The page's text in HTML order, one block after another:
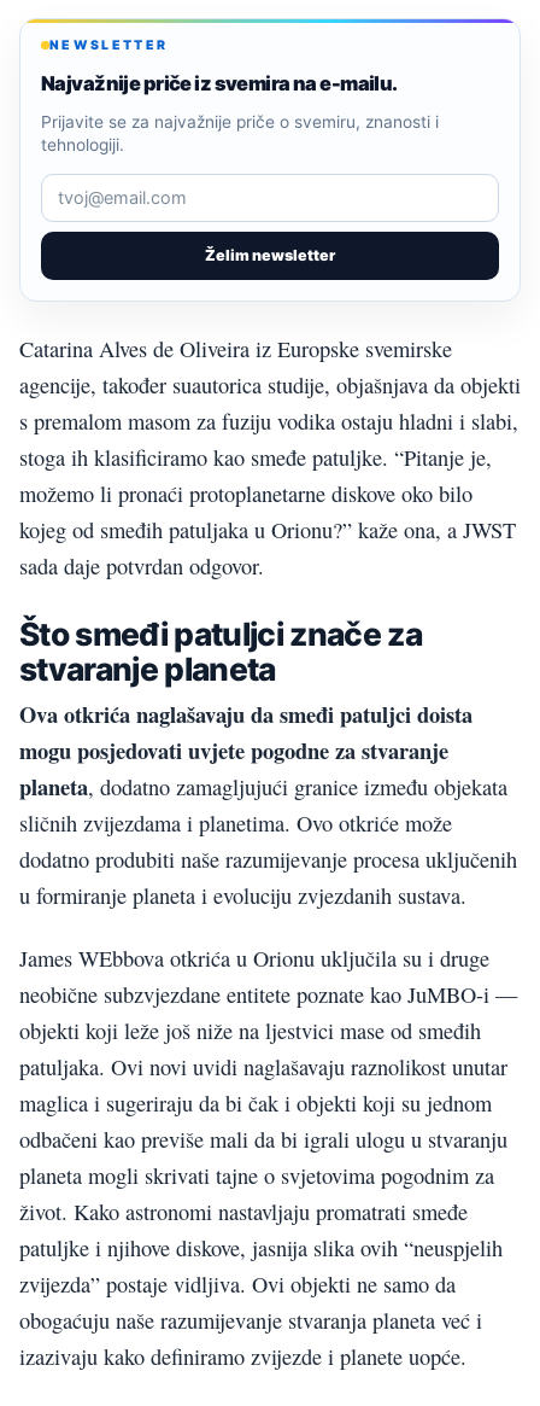
NEWSLETTER
Najvažnije priče iz svemira na e-mailu.
Želim newsletter
Prijavite se za najvažnije priče o svemiru, znanosti i
tehnologiji.
Catarina Alves de Oliveira iz Europske svemirske
agencije, također suautorica studije, objašnjava da objekti
s premalom masom za fuziju vodika ostaju hladni i slabi,
stoga ih klasificiramo kao smeđe patuljke. “Pitanje je,
možemo li pronaći protoplanetarne diskove oko bilo
kojeg od smeđih patuljaka u Orionu?” kaže ona, a JWST
sada daje potvrdan odgovor.
Što smeđi patuljci znače za
stvaranje planeta
Ova otkrića naglašavaju da smeđi patuljci doista
mogu posjedovati uvjete pogodne za stvaranje
planeta, dodatno zamagljujući granice između objekata
sličnih zvijezdama i planetima. Ovo otkriće može
dodatno produbiti naše razumijevanje procesa uključenih
u formiranje planeta i evoluciju zvjezdanih sustava.
James WEbbova otkrića u Orionu uključila su i druge
neobične subzvjezdane entitete poznate kao JuMBO-i —
objekti koji leže još niže na ljestvici mase od smeđih
patuljaka. Ovi novi uvidi naglašavaju raznolikost unutar
maglica i sugeriraju da bi čak i objekti koji su jednom
odbačeni kao previše mali da bi igrali ulogu u stvaranju
planeta mogli skrivati tajne o svjetovima pogodnim za
život. Kako astronomi nastavljaju promatrati smeđe
patuljke i njihove diskove, jasnija slika ovih “neuspjelih
zvijezda” postaje vidljiva. Ovi objekti ne samo da
obogaćuju naše razumijevanje stvaranja planeta već i
izazivaju kako definiramo zvijezde i planete uopće.